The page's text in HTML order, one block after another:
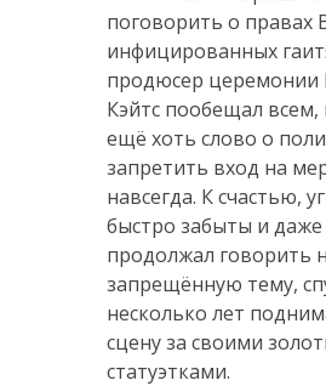
поговорить о правах
инфицированных
продюсер церемонии
Кэйтс пообещал всем,
ещё хоть слово о
запретить вход на
навсегда. К счастью,
быстро забыты и даже
продолжал говорить
запрещённую тему,
несколько лет
сцену за своими
статуэтками.